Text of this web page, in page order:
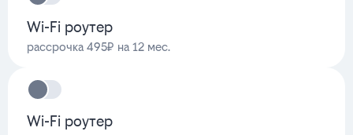
Wi-Fi роутер
рассрочка 495₽ на 12 мес.
Wi-Fi роутер